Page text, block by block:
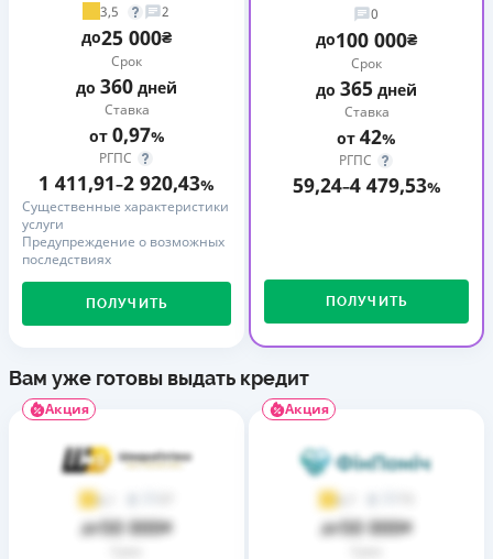
3,5 2
до25 000₴
Срок
до 360 дней
Ставка
от 0,97%
РГПС
1 411,91–2 920,43%
Существенные характеристики
услуги
Предупреждение о возможных
последствиях
ПОЛУЧИТЬ
0
до100 000₴
Срок
до 365 дней
Ставка
от 42%
РГПС
59,24–4 479,53%
ПОЛУЧИТЬ
Вам уже готовы выдать кредит
Акция
4,1
до50 000₴
Акция
4,7
до50 000₴